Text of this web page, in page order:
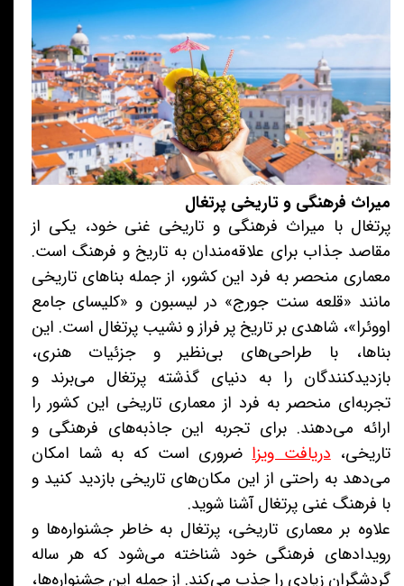
میراث فرهنگی و تاریخی پرتغال
پرتغال با میراث فرهنگی و تاریخی غنی خود، یکی از
مقاصد جذاب برای علاقه‌مندان به تاریخ و فرهنگ است.
معماری منحصر به فرد این کشور، از جمله بناهای تاریخی
مانند «قلعه سنت جورج» در لیسبون و «کلیسای جامع
اووئرا»، شاهدی بر تاریخ پر فراز و نشیب پرتغال است. این
بناها، با طراحی‌های بی‌نظیر و جزئیات هنری،
بازدیدکنندگان را به دنیای گذشته پرتغال می‌برند و
تجربه‌ای منحصر به فرد از معماری تاریخی این کشور را
ارائه می‌دهند. برای تجربه این جاذبه‌های فرهنگی و
تاریخی،دریافت ویزاضروری است که به شما امکان
می‌دهد به راحتی از این مکان‌های تاریخی بازدید کنید و
با فرهنگ غنی پرتغال آشنا شوید.
علاوه بر معماری تاریخی، پرتغال به خاطر جشنواره‌ها و
رویدادهای فرهنگی خود شناخته می‌شود که هر ساله
گردشگران زیادی را جذب می‌کند. از جمله این جشنواره‌ها،